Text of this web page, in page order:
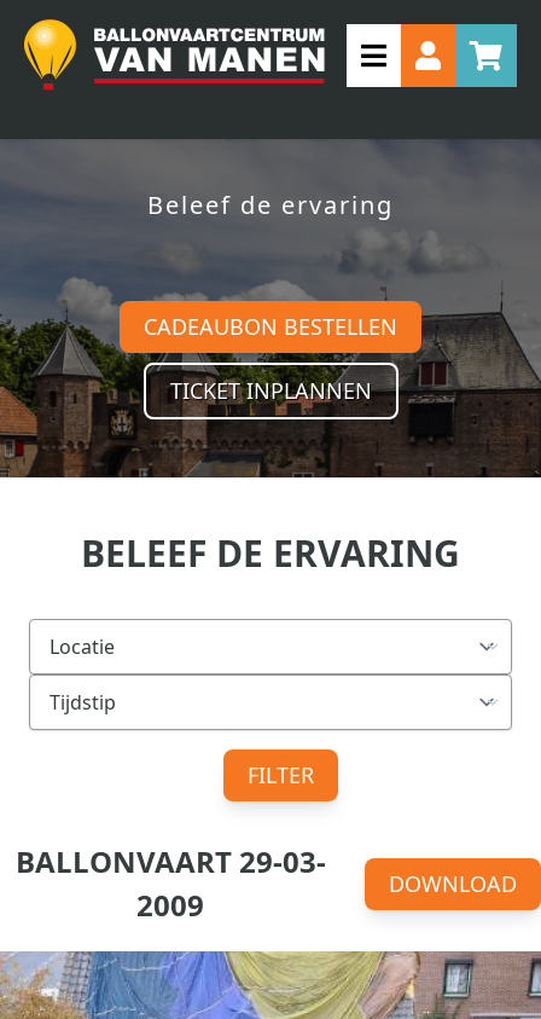
Beleef de ervaring
CADEAUBON BESTELLEN
TICKET INPLANNEN
BELEEF DE ERVARING
FILTER
BALLONVAART 29-03-
2009
DOWNLOAD